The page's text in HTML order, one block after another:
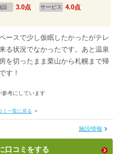
設 3.0点 サービス 4.0点
ースで少し仮眠したかったがテレ
る状況でなかったです。あと温泉
を切ったまま栗山から札幌まで帰
す！
参考にしています
ミ一覧に戻る >
施設情報
口コミをする